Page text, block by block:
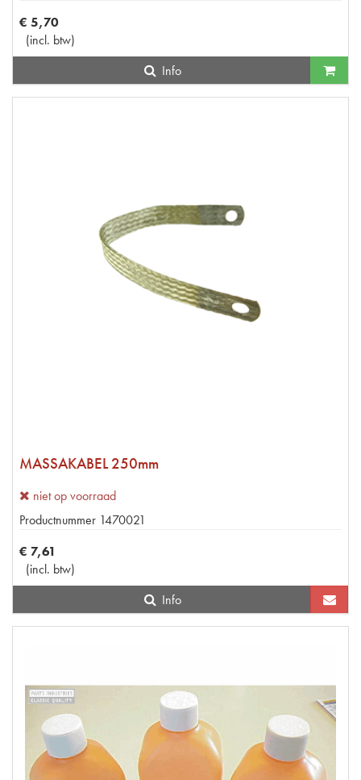
€ 5,70
(incl. btw)
Info
MASSAKABEL 250mm
niet op voorraad
Productnummer 1470021
€ 7,61
(incl. btw)
Info